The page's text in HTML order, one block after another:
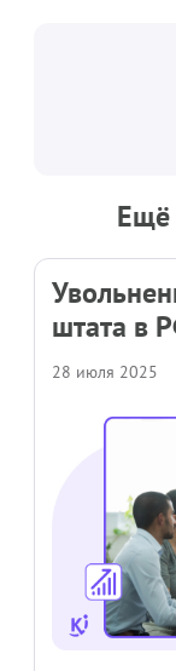
Ещё
штата в
28 июля 2025